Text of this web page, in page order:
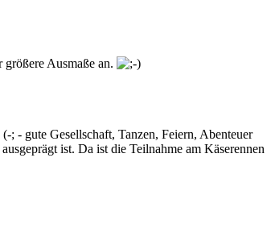
Ausmaße an.
; - gute Gesellschaft, Tanzen, Feiern, Abenteuer
ist. Da ist die Teilnahme am Käserennen